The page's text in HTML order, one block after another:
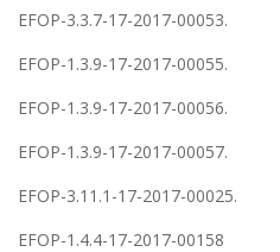
EFOP-3.3.7-17-2017-00053.
EFOP-1.3.9-17-2017-00055.
EFOP-1.3.9-17-2017-00056.
EFOP-1.3.9-17-2017-00057.
EFOP-3.11.1-17-2017-00025.
EFOP-1.4.4-17-2017-00158